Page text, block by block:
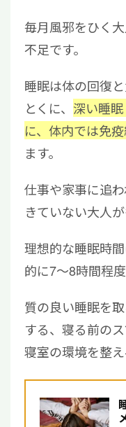
毎月風邪をひく
不足です。
睡眠は体の回復
とくに、 深い睡
に、体内では免
ます。
仕事や家事に追
きていない大人
理想的な睡眠時
的に7〜8時間程
質の良い睡眠を
する、寝る前の
寝室の環境を整